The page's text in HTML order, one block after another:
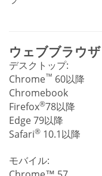
ウェブブラウザ
デスクトップ:
Chrome™ 60以降
Chromebook
Firefox®78以降
Edge 79以降
Safari® 10.1以降
モバイル: